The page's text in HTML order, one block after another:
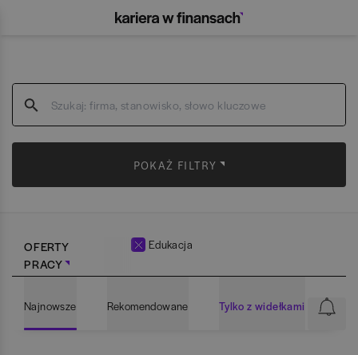
POKAŻ FILTRY
OFERTY
PRACY
Edukacja
Najnowsze Rekomendowane Tylko z widełkami